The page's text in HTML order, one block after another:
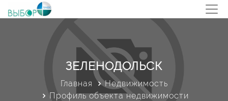
ЗЕЛЕНОДОЛЬСК
Главная
Недвижимость
Профиль объекта недвижимости